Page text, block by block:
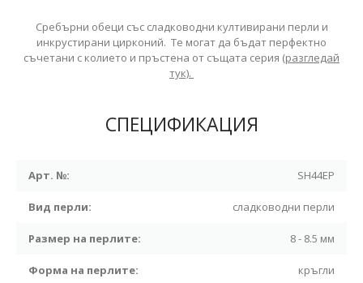
Сребърни обеци със сладководни култивирани перли и
инкрустирани цирконий. Те могат да бъдат перфектно
съчетани с колието и пръстена от същата серия (разгледай
тук).
СПЕЦИФИКАЦИЯ
Арт. №: SH44EP
Вид перли: сладководни перли
Размер на перлите: 8 - 8.5 мм
Форма на перлите: кръгли